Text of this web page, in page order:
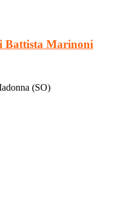
Battista Marinoni
(SO)